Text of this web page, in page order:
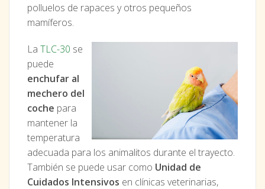
polluelos de rapaces y otros pequeños
mamíferos.
La TLC-30 se
puede
enchufar al
mechero del
coche para
mantener la
temperatura
adecuada para los animalitos durante el trayecto.
También se puede usar como Unidad de
Cuidados Intensivos en clínicas veterinarias,